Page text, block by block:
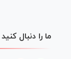
ما را دنبال کنید